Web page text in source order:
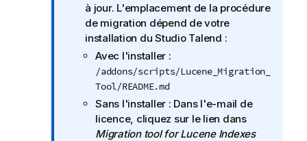
o
n
s
I
n
f
o
à jour. L'emplacement de la procédure
de migration dépend de votre
installation du Studio Talend :
Avec l'installer :
/addons/scripts/Lucene_Migration_
Tool/README.md
Sans l'installer : Dans l'e-mail de
licence, cliquez sur le lien dans
Migration tool for Lucene Indexes